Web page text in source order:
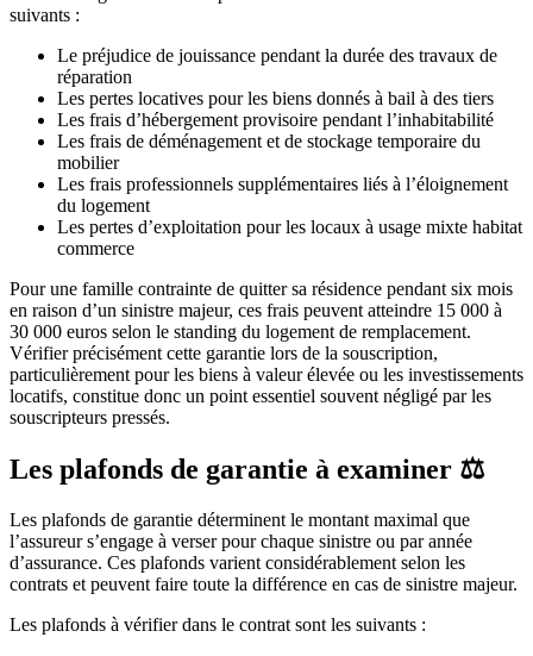
suivants :
Le préjudice de jouissance pendant la durée des travaux de
réparation
Les pertes locatives pour les biens donnés à bail à des tiers
Les frais d’hébergement provisoire pendant l’inhabitabilité
Les frais de déménagement et de stockage temporaire du
mobilier
Les frais professionnels supplémentaires liés à l’éloignement
du logement
Les pertes d’exploitation pour les locaux à usage mixte habitat
commerce
Pour une famille contrainte de quitter sa résidence pendant six mois
en raison d’un sinistre majeur, ces frais peuvent atteindre 15 000 à
30 000 euros selon le standing du logement de remplacement.
Vérifier précisément cette garantie lors de la souscription,
particulièrement pour les biens à valeur élevée ou les investissements
locatifs, constitue donc un point essentiel souvent négligé par les
souscripteurs pressés.
Les plafonds de garantie à examiner ⚖️
Les plafonds de garantie déterminent le montant maximal que
l’assureur s’engage à verser pour chaque sinistre ou par année
d’assurance. Ces plafonds varient considérablement selon les
contrats et peuvent faire toute la différence en cas de sinistre majeur.
Les plafonds à vérifier dans le contrat sont les suivants :